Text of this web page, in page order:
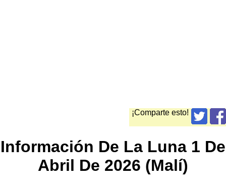
¡Comparte esto!
Información De La Luna 1 De
Abril De 2026 (Malí)